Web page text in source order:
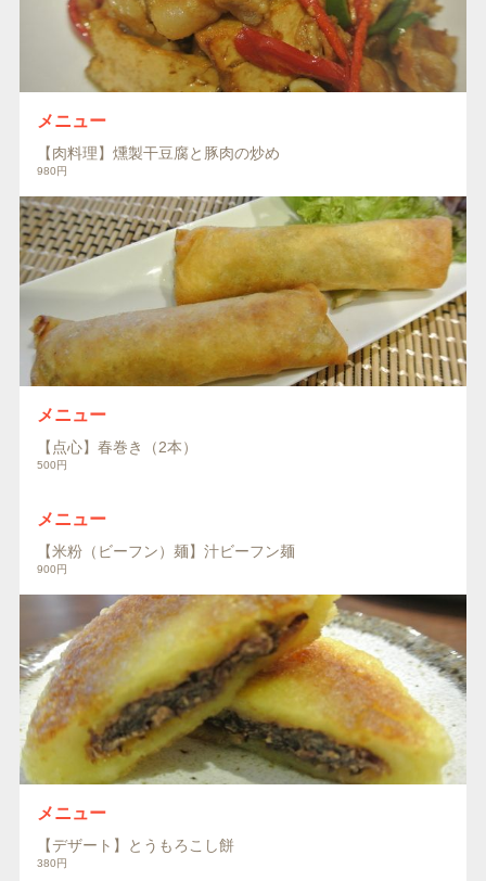
メニュー
【肉料理】燻製干豆腐と豚肉の炒め
980円
メニュー
【点心】春巻き（2本）
500円
メニュー
【米粉（ビーフン）麺】汁ビーフン麺
900円
メニュー
【デザート】とうもろこし餅
380円